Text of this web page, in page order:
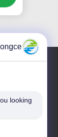
looking